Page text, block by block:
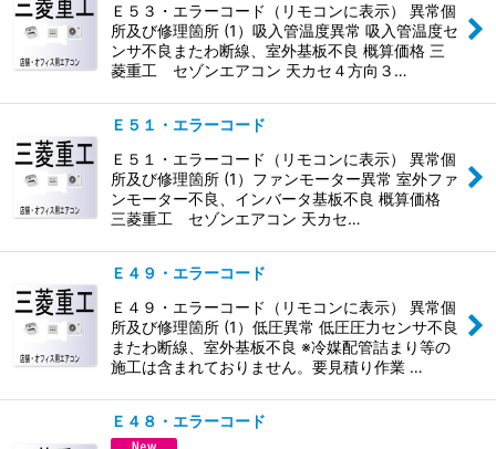
Ｅ５３・エラーコード（リモコンに表示） 異常個
所及び修理箇所 (1）吸入管温度異常 吸入管温度セ
ンサ不良またわ断線、室外基板不良 概算価格 三
菱重工 セゾンエアコン 天カセ４方向３…
Ｅ５１・エラーコード
Ｅ５１・エラーコード（リモコンに表示） 異常個
所及び修理箇所 (1）ファンモーター異常 室外ファ
ンモーター不良、インバータ基板不良 概算価格
三菱重工 セゾンエアコン 天カセ…
Ｅ４９・エラーコード
Ｅ４９・エラーコード（リモコンに表示） 異常個
所及び修理箇所 (1）低圧異常 低圧圧力センサ不良
またわ断線、室外基板不良 ※冷媒配管詰まり等の
施工は含まれておりません。要見積り作業 …
Ｅ４８・エラーコード